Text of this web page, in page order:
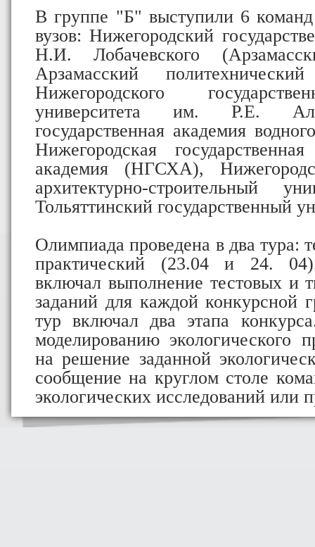
В группе "Б" выступили 6
вузов: Нижегородский
Н.И. Лобачевского
Арзамасский
Нижегородского
университета им. Р.Е.
государственная академия
Нижегородская государственная
академия (НГСХА),
архитектурно-строительный
Тольяттинский государственный
Олимпиада проведена в два тура:
практический (23.04 и 24.
включал выполнение тестовых и
заданий для каждой конкурсной
тур включал два этапа
моделированию экологического
на решение заданной
сообщение на круглом столе
экологических исследований или